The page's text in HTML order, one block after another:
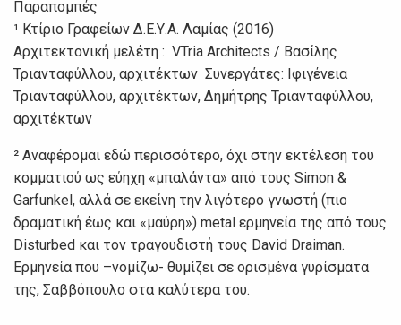
Παραπομπές
¹ Κτίριο Γραφείων Δ.Ε.Υ.Α. Λαμίας (2016)
Αρχιτεκτονική μελέτη : VTria Architects / Βασίλης
Τριανταφύλλου, αρχιτέκτων Συνεργάτες: Ιφιγένεια
Τριανταφύλλου, αρχιτέκτων, Δημήτρης Τριανταφύλλου,
αρχιτέκτων
² Αναφέρομαι εδώ περισσότερο, όχι στην εκτέλεση του
κομματιού ως εύηχη «μπαλάντα» από τους Simon &
Garfunkel, αλλά σε εκείνη την λιγότερο γνωστή (πιο
δραματική έως και «μαύρη») metal ερμηνεία της από τους
Disturbed και τον τραγουδιστή τους David Draiman.
Ερμηνεία που –νομίζω- θυμίζει σε ορισμένα γυρίσματα
της, Σαββόπουλο στα καλύτερα του.